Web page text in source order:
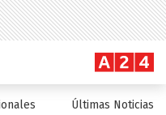
Últimas Noticias